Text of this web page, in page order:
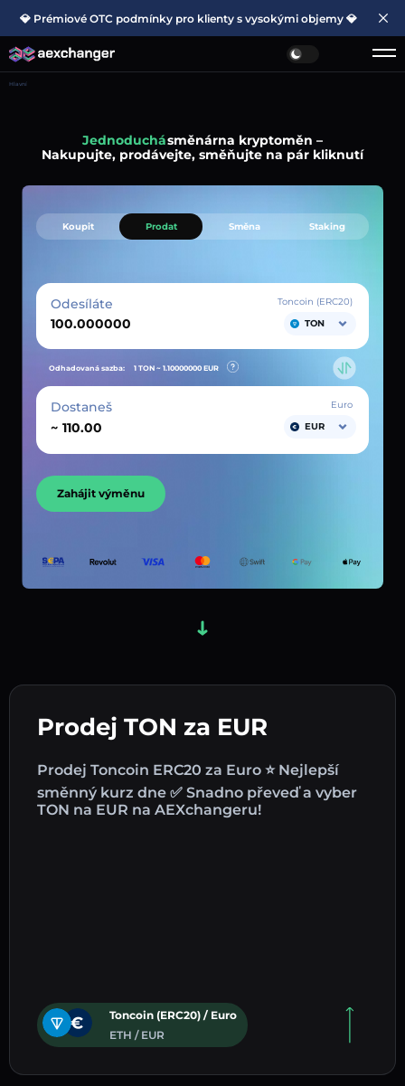
💎 Prémiové OTC podmínky pro klienty s vysokými objemy 💎
Hlavní
Jednoduchásměnárna kryptoměn –
Nakupujte, prodávejte, směňujte na pár kliknutí
Prodej TON za EUR
Prodej Toncoin ERC20 za Euro ⭐ Nejlepší
směnný kurz dne ✅ Snadno převeď a vyber
TON na EUR na AEXchangeru!
Toncoin (ERC20) / Euro
ETH / EUR
Koupit Prodat Směna Staking
Odesíláte
Toncoin (ERC20)
TON
Odhadovaná sazba: 1 TON ~ 1.10000000 EUR
Dostaneš
~
Euro
EUR
Zahájit výměnu